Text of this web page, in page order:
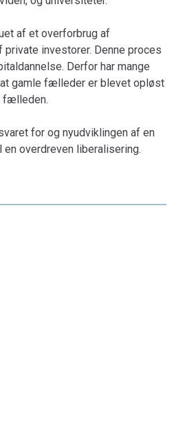
af et overforbrug af
investorer. Denne proces
Derfor har mange
gamle fælleder er blevet opløst
fælleden.
for og nyudviklingen af en
overdreven liberalisering.